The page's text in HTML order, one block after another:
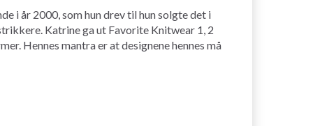
i år 2000, som hun drev til hun solgte det i
Katrine ga ut Favorite Knitwear 1, 2
Hennes mantra er at designene hennes må